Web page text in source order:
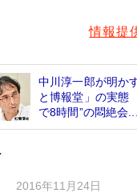
情報提
中川淳一郎が明か
と博報堂」の実態
で8時間”の悶絶会...
2016年11月24日